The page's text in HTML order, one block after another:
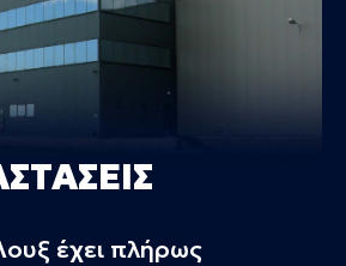
έχει πλήρως